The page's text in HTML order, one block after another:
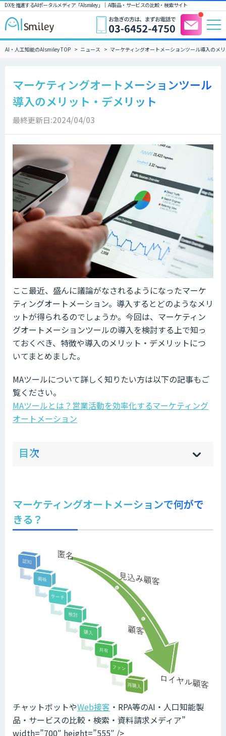
DXを推進するAIポータルメディア「AIsmiley」｜ AI製品・サービスの比較・検索サイト
AI・人工知能のAIsmiley TOP ニュース マーケティングオートメーションツール導入のメ
マーケティングオートメーションツール
導入のメリット・デメリット
最終更新日:2024/04/03
ここ最近、盛んに議論がなされるようになったマーケ
ティングオートメーション。導入するとどのようなメリ
ットが得られるのでしょうか。今回は、マーケティン
グオートメーションツールの導入を検討する上で知っ
ておくべき、特徴や導入のメリット・デメリットにつ
いてまとめました。
MAツールについて詳しく知りたい方は以下の記事もご
覧ください。
MAツールとは？営業活動を効率化するマーケティング
オートメーション
目次 hi
]
sh
]
マーケティングオートメーションで何がで
きる？
チャットボットやWeb接客 ・RPA等のAI・人口知能製
品・サービスの比較・検索・資料請求メディア”
width=”700″ height=”555″ />